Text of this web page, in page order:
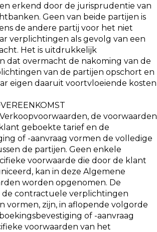
erkend door de jurisprudentie van
Geen van beide partijen is
de andere partij voor het niet
verplichtingen als gevolg van een
Het is uitdrukkelijk
dat overmacht de nakoming van de
van de partijen opschort en
eigen daaruit voortvloeiende kosten
de voorwaarden
geboekte tarief en de
of -aanvraag vormen de volledige
de partijen. Geen enkele
voorwaarde die door de klant
kan in deze Algemene
worden opgenomen. De
contractuele verplichtingen
vormen, zijn, in aflopende volgorde
of -aanvraag
voorwaarden van het